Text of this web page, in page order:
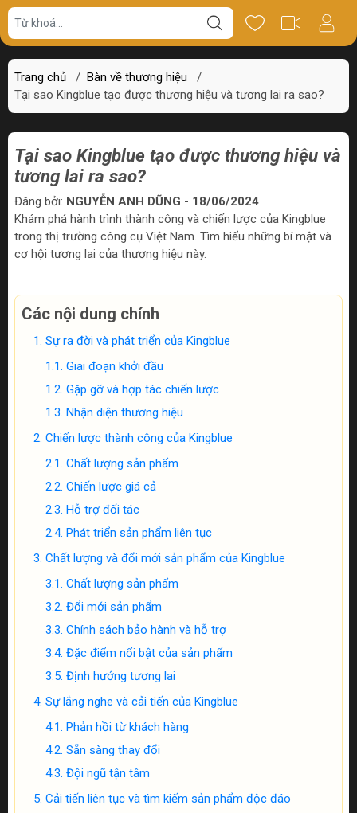
Trang chủ / Bàn về thương hiệu
/
Tại sao Kingblue tạo được thương hiệu và tương lai ra sao?
Tại sao Kingblue tạo được thương hiệu và
tương lai ra sao?
Đăng bởi: NGUYỄN ANH DŨNG - 18/06/2024
Khám phá hành trình thành công và chiến lược của Kingblue
trong thị trường công cụ Việt Nam. Tìm hiểu những bí mật và
cơ hội tương lai của thương hiệu này.
Các nội dung chính
Sự ra đời và phát triển của Kingblue
Giai đoạn khởi đầu
Gặp gỡ và hợp tác chiến lược
Nhận diện thương hiệu
Chiến lược thành công của Kingblue
Chất lượng sản phẩm
Chiến lược giá cả
Hỗ trợ đối tác
Phát triển sản phẩm liên tục
Chất lượng và đổi mới sản phẩm của Kingblue
Chất lượng sản phẩm
Đổi mới sản phẩm
Chính sách bảo hành và hỗ trợ
Đặc điểm nổi bật của sản phẩm
Định hướng tương lai
Sự lắng nghe và cải tiến của Kingblue
Phản hồi từ khách hàng
Sẵn sàng thay đổi
Đội ngũ tận tâm
Cải tiến liên tục và tìm kiếm sản phẩm độc đáo